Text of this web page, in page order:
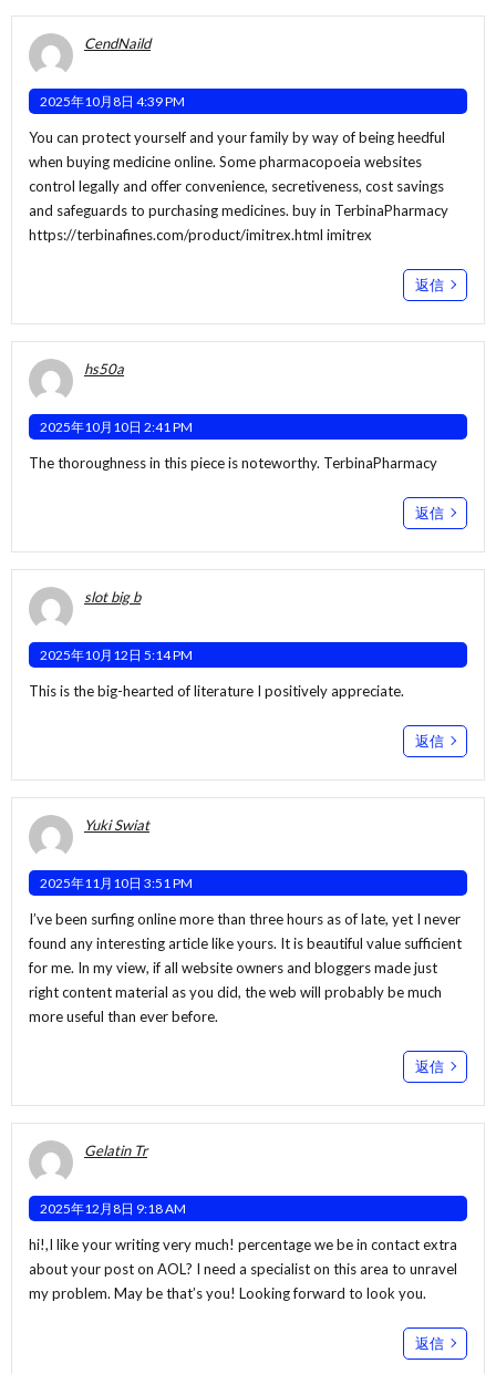
CendNaild
2025年10月8日 4:39 PM
You can protect yourself and your family by way of being heedful
when buying medicine online. Some pharmacopoeia websites
control legally and offer convenience, secretiveness, cost savings
and safeguards to purchasing medicines. buy in TerbinaPharmacy
https://terbinafines.com/product/imitrex.html imitrex
返信
hs50a
2025年10月10日 2:41 PM
The thoroughness in this piece is noteworthy. TerbinaPharmacy
返信
slot big b
2025年10月12日 5:14 PM
This is the big-hearted of literature I positively appreciate.
返信
Yuki Swiat
2025年11月10日 3:51 PM
I’ve been surfing online more than three hours as of late, yet I never
found any interesting article like yours. It is beautiful value sufficient
for me. In my view, if all website owners and bloggers made just
right content material as you did, the web will probably be much
more useful than ever before.
返信
Gelatin Tr
2025年12月8日 9:18 AM
hi!,I like your writing very much! percentage we be in contact extra
about your post on AOL? I need a specialist on this area to unravel
my problem. May be that’s you! Looking forward to look you.
返信